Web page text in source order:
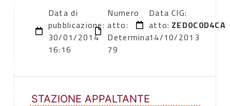
Data di
pubblicazione:
30/01/2014
16:16
Numero
atto:
Determina
79
Data
atto:
14/10/2013
CIG:
ZED0C0D4CA
STAZIONE APPALTANTE